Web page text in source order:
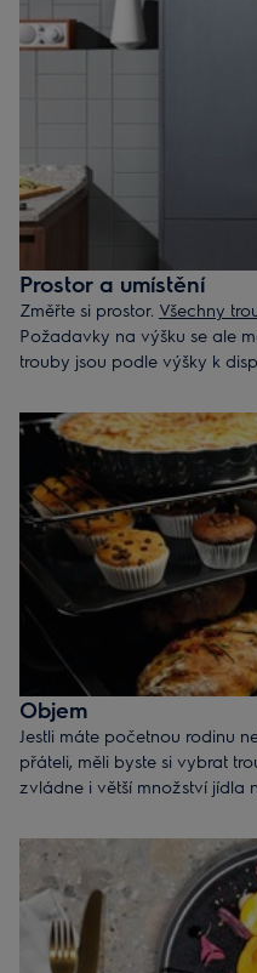
Prostor a umístění
Změřte si prostor. Všechny
Požadavky na výšku se ale
trouby jsou podle výšky k
45 cm–kompaktní trouba,
prostoru
Ušetřete místo a vyberte
kompaktní trouba s
grilovat, ohřívat anebo
výsledkem.
Objem
Jestli máte početnou rodinu
přáteli, měli byste si vybrat
zvládne i větší množství jídla
70+ l– ideální pro větší
40–70 l
– skvěle se hodí do
35–40 l– optimální pro jednu
Tip:V troubě s větším počtem
jídel současně.